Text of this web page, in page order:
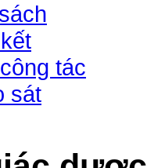
tác
sát